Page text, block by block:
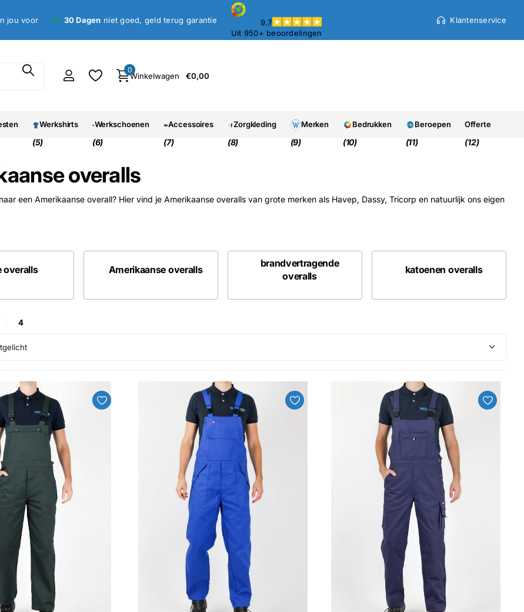
jou voor 30 Dagen niet goed, geld terug garantie
9.7
Uit 950+ beoordelingen
Klantenservice
Winkelwagen
0
€0,00
Werkshirts
(5)
Werkschoenen
(6)
Accessoires
(7)
Zorgkleding
(8)
Merken
(9)
Bedrukken
(10)
Beroepen
(11)
Offerte
(12)
overalls
een Amerikaanse overall? Hier vind je Amerikaanse overalls van grote merken als Havep, Dassy, Tricorp en natuurlijk ons eigen
overalls Amerikaanse overalls
brandvertragende
overalls
katoenen overalls
4